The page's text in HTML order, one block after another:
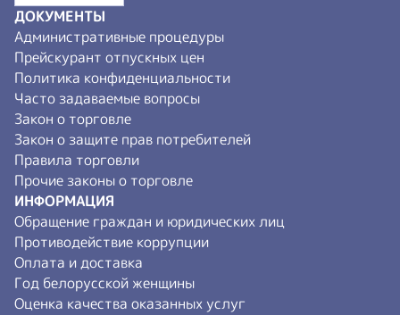
ДОКУМЕНТЫ
Административные процедуры
Прейскурант отпускных цен
Политика конфиденциальности
Часто задаваемые вопросы
Закон о торговле
Закон о защите прав потребителей
Правила торговли
Прочие законы о торговле
ИНФОРМАЦИЯ
Обращение граждан и юридических лиц
Противодействие коррупции
Оплата и доставка
Год белорусской женщины
Оценка качества оказанных услуг